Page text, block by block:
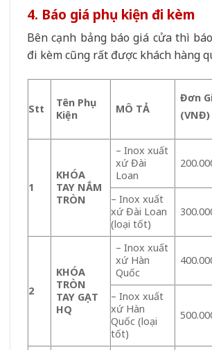
4. Báo giá phụ kiện đi kèm
Bên cạnh bảng báo giá cửa thì
đi kèm cũng rất được khách hàng
Stt
Tên Phụ
Kiện
MÔ TẢ
Đơn
(VNĐ)
1
KHÓA
TAY NẮM
TRÒN
– Inox xuất
xứ Đài
Loan
– Inox xuất
xứ Đài Loan
(loại tốt)
2
KHÓA
TRÒN
TAY GẠT
HQ
– Inox xuất
xứ Hàn
Quốc
– Inox xuất
xứ Hàn
Quốc (loại
tốt)